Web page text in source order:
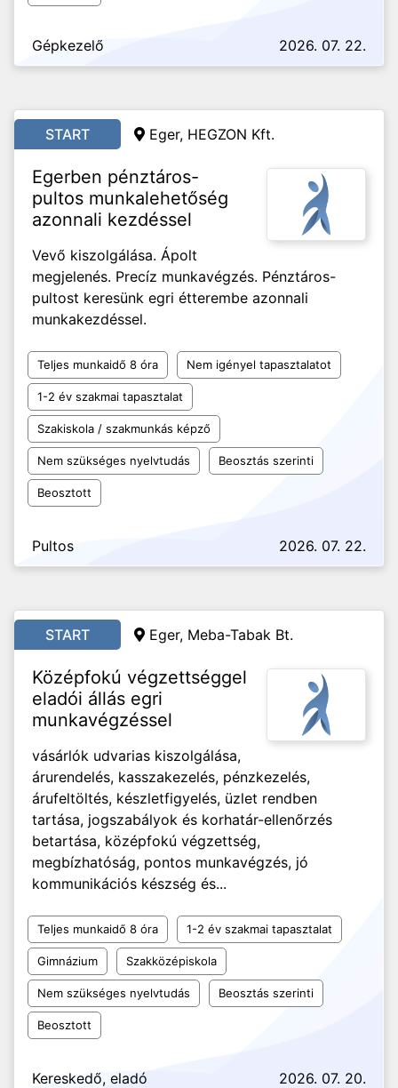
Gépkezelő 2026. 07. 22.
START Eger, HEGZON Kft.
Egerben pénztáros-
pultos munkalehetőség
azonnali kezdéssel
Vevő kiszolgálása. Ápolt
megjelenés. Precíz munkavégzés. Pénztáros-
pultost keresünk egri étterembe azonnali
munkakezdéssel.
Teljes munkaidő 8 óra Nem igényel tapasztalatot
1-2 év szakmai tapasztalat
Szakiskola / szakmunkás képző
Nem szükséges nyelvtudás Beosztás szerinti
Beosztott
Pultos 2026. 07. 22.
START Eger, Meba-Tabak Bt.
Középfokú végzettséggel
eladói állás egri
munkavégzéssel
vásárlók udvarias kiszolgálása,
árurendelés, kasszakezelés, pénzkezelés,
árufeltöltés, készletfigyelés, üzlet rendben
tartása, jogszabályok és korhatár-ellenőrzés
betartása, középfokú végzettség,
megbízhatóság, pontos munkavégzés, jó
kommunikációs készség és...
Teljes munkaidő 8 óra 1-2 év szakmai tapasztalat
Gimnázium Szakközépiskola
Nem szükséges nyelvtudás Beosztás szerinti
Beosztott
Kereskedő, eladó 2026. 07. 20.